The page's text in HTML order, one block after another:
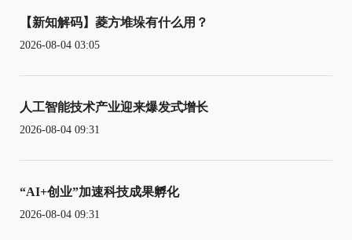
【新知解码】菱方堆垛有什么用？
2026-08-04 03:05
人工智能技术产业迎来爆发式增长
2026-08-04 09:31
“AI+创业”加速科技成果孵化
2026-08-04 09:31